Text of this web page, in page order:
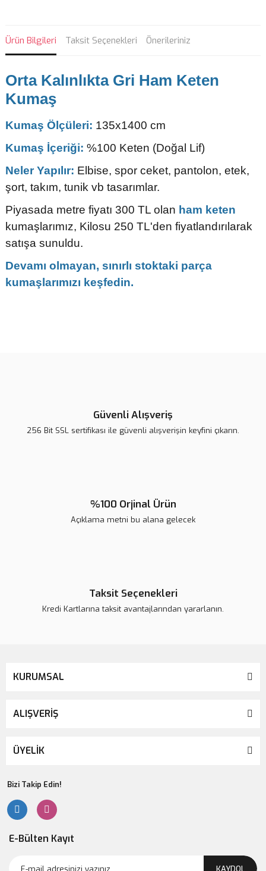
Ürün Bilgileri Taksit Seçenekleri Önerileriniz
Orta Kalınlıkta Gri Ham Keten
Kumaş
Kumaş Ölçüleri: 135x1400 cm
Kumaş İçeriği: %100 Keten (Doğal Lif)
Neler Yapılır: Elbise, spor ceket, pantolon, etek,
şort, takım, tunik vb tasarımlar.
Piyasada metre fiyatı 300 TL olan ham keten
kumaşlarımız, Kilosu 250 TL'den fiyatlandırılarak
satışa sunuldu.
Devamı olmayan, sınırlı stoktaki parça
kumaşlarımızı keşfedin.
Güvenli Alışveriş
256 Bit SSL sertifikası ile güvenli alışverişin keyfini çıkarın.
%100 Orjinal Ürün
Açıklama metni bu alana gelecek
Taksit Seçenekleri
Kredi Kartlarına taksit avantajlarından yararlanın.
KURUMSAL
ALIŞVERİŞ
ÜYELİK
Bizi Takip Edin!
E-Bülten Kayıt
KAYDOL